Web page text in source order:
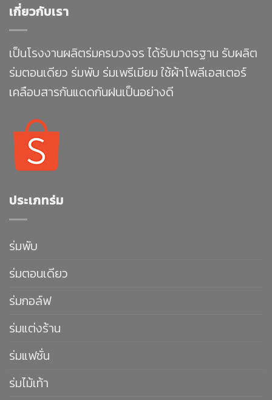
เกี่ยวกับเรา
เป็นโรงงานผลิตร่มครบวงจร ได้รับมาตรฐาน รับผลิต
ร่มตอนเดียว ร่มพับ ร่มเพรีเมียม ใช้ผ้าโพลีเอสเตอร์
เคลือบสารกันแดดกันฝนเป็นอย่างดี
ประเภทร่ม
ร่มพับ
ร่มตอนเดียว
ร่มกอล์ฟ
ร่มแต่งร้าน
ร่มแฟชั่น
ร่มไม้เท้า